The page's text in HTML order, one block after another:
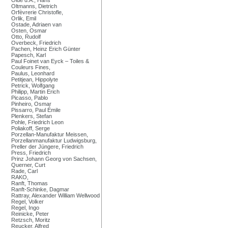
Oltmanns, Dietrich
Orfèvrerie Christofle,
Orlik, Emil
Ostade, Adriaen van
Osten, Osmar
Otto, Rudolf
Overbeck, Friedrich
Pachen, Heinz Erich Günter
Papesch, Karl
Paul Foinet van Eyck – Toiles &
Couleurs Fines,
Paulus, Leonhard
Petitjean, Hippolyte
Petrick, Wolfgang
Philipp, Martin Erich
Picasso, Pablo
Pinheiro, Osmar
Pissarro, Paul Émile
Plenkers, Stefan
Pohle, Friedrich Leon
Poliakoff, Serge
Porzellan-Manufaktur Meissen,
Porzellanmanufaktur Ludwigsburg,
Preller der Jüngere, Friedrich
Press, Friedrich
Prinz Johann Georg von Sachsen,
Querner, Curt
Rade, Carl
RAKO,
Ranft, Thomas
Ranft-Schinke, Dagmar
Rattray, Alexander William Wellwood
Regel, Volker
Regel, Ingo
Reinicke, Peter
Retzsch, Moritz
Reucker, Alfred